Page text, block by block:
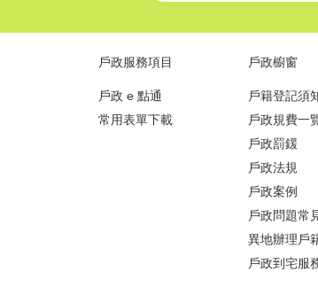
戶政服務項目
戶政 e 點通
常用表單下載
戶政櫥窗
戶籍登記須
戶政規費一
戶政罰鍰
戶政法規
戶政案例
戶政問題常
異地辦理戶
戶政到宅服